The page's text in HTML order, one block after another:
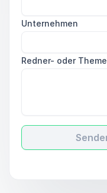
Unternehmen
Redner- oder